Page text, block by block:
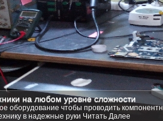
на любом уровне сложности
оборудование чтобы проводить
в надежные руки Читать Далее
практически любую
Linux Red Hat, Ubuntu, Kubuntu, и